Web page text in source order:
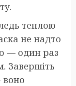
теплою
не надто
— один раз
Завершіть
воно